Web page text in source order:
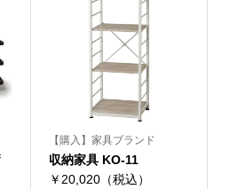
【購入】家具ブランド
収納家具 KO-11
￥20,020（税込）